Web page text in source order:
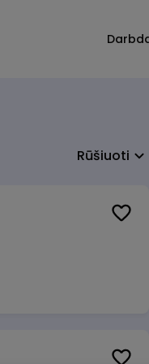
Rūšiuoti